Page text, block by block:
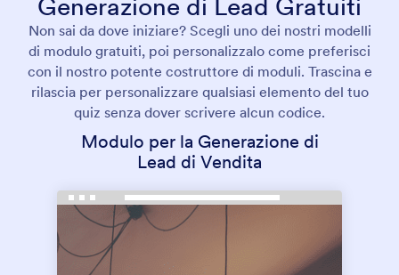
Non sai da dove iniziare? Scegli uno dei nostri modelli
di modulo gratuiti, poi personalizzalo come preferisci
con il nostro potente costruttore di moduli. Trascina e
rilascia per personalizzare qualsiasi elemento del tuo
quiz senza dover scrivere alcun codice.
Modulo per la Generazione di
Lead di Vendita